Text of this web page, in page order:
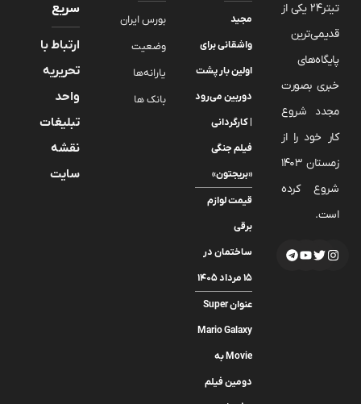
تیتر24 یکی از
قدیمی‌ترین
پایگاه‌های
خبری بصورت
مجدد شروع
کار خود را از
زمستان 1403
شروع کرده
است.
مجید
واشقانی برای
اولین بار پشت
دوربین می‌رود
| کارگردانی
فیلم جنگی
«بریجتون»
قیمت لوازم
برقی
ساختمان در
۱۵ مرداد ۱۴۰۵
عنوان Super
Mario Galaxy
Movie به
دومین فیلم
بورس ایران
وضعیت
یارانه‌ها
بانک ها
سریع
ارتباط با
تحریریه
واحد
تبلیغات
نقشه
سایت